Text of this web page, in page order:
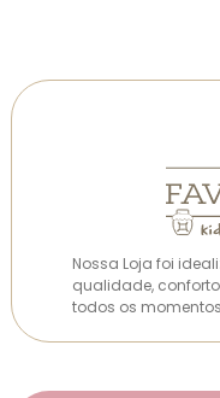
Nossa Loja foi
qualidade,
todos os